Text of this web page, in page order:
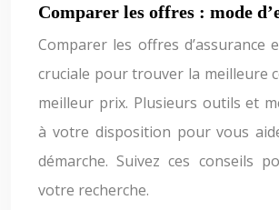
Comparer les offres : mode
Comparer les offres d’assurance
cruciale pour trouver la meilleure
meilleur prix. Plusieurs outils et
à votre disposition pour vous
démarche. Suivez ces conseils
votre recherche.